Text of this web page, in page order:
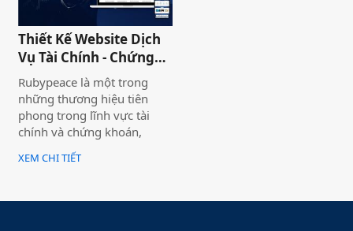
thương hiệu và nó giúp cho
khách hàng có cái nhìn chân
thực khách quan hơn, tiếp
cận nhiều thông tin hơn về
sản phẩm mà họ đang lựa
chọn
Thiết Kế Website Dịch
Vụ Tài Chính - Chứng
Khoán Rubypeace
Rubypeace là một trong
những thương hiệu tiên
phong trong lĩnh vực tài
chính và chứng khoán,
mang đến cho khách hàng
giải pháp đầu tư hiệu quả,
sứ mệnh hỗ trợ nhà đầu tư
XEM CHI TIẾT